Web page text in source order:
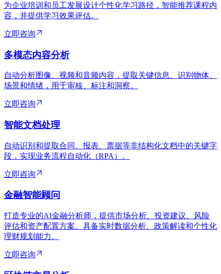
为企业培训和员工发展设计个性化学习路径，智能推荐课程内
容，并提供学习效果评估。
立即咨询
多模态内容分析
自动分析图像、视频和音频内容，提取关键信息、识别物体、
场景和情绪，用于审核、标注和洞察。
立即咨询
智能文档处理
自动识别和提取合同、报表、票据等非结构化文档中的关键字
段，实现业务流程自动化（RPA）。
立即咨询
金融智能顾问
打造专业的AI金融分析师，提供市场分析、投资建议、风险
评估和资产配置方案。具备实时数据分析、政策解读和个性化
理财规划能力。
立即咨询